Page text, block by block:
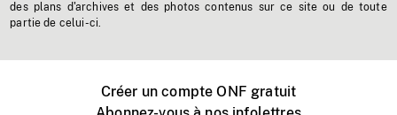
des plans d'archives et des photos contenus sur ce site ou de toute
partie de celui-ci.
Créer un compte ONF gratuit